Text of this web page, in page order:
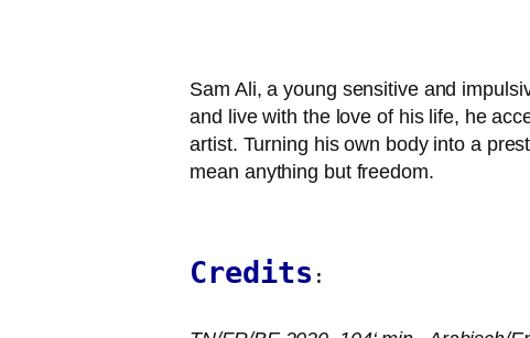
Sam Ali, a young sen­si­ti­ve and
and live with the love of his life, he
artist. Turning his own body into a
mean any­thing but freedom.
Credits :